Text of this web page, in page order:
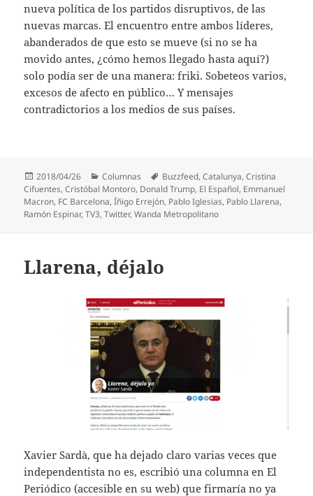
nueva política de los partidos disruptivos, de las
nuevas marcas. El encuentro entre ambos líderes,
abanderados de que esto se mueve (si no se ha
movido antes, ¿cómo hemos llegado hasta aquí?)
solo podía ser de una manera: friki. Sobeteos varios,
excesos de afecto en público… Y mensajes
contradictorios a los medios de sus países.
Publicado
el
2018/04/26 Categorías
Columnas Etiquetas
Buzzfeed,Catalunya,Cristina
Cifuentes,Cristóbal Montoro, Donald Trump, El Español, Emmanuel
Macron, FC Barcelona,Íñigo Errejón, Pablo Iglesias, Pablo Llarena,
Ramón Espinar,TV3,Twitter,Wanda Metropolitano
Llarena, déjalo
Xavier Sardà, que ha dejado claro varias veces que
independentista no es, escribió una columna en El
Periódico (accesible en su web) que firmaría no ya